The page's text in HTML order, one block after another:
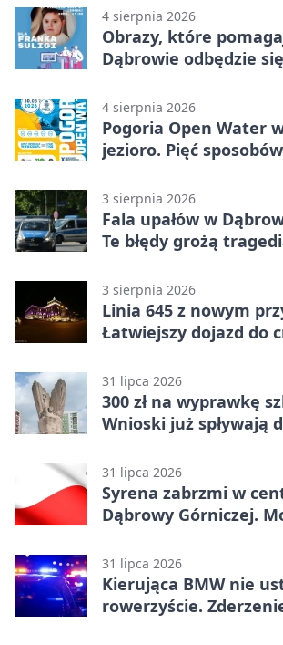
4 sierpnia 2026
Obrazy, które
Dąbrowie odbędzie
4 sierpnia 2026
Pogoria Open Water
jezioro. Pięć
3 sierpnia 2026
Fala upałów w
Te błędy grożą
3 sierpnia 2026
Linia 645 z nowym
Łatwiejszy dojazd do
31 lipca 2026
300 zł na wyprawkę
Wnioski już spływają
31 lipca 2026
Syrena zabrzmi w
Dąbrowy Górniczej.
31 lipca 2026
Kierująca BMW nie
rowerzyście.